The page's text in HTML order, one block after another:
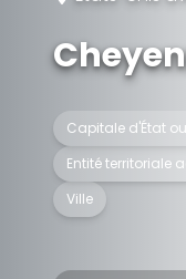
Capitale d'État
Entité territoriale
Ville